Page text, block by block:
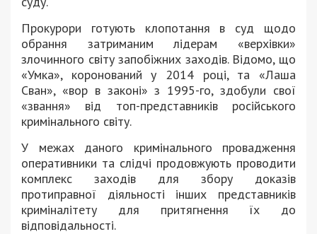
Прокурори готують клопотання в суд щодо
обрання затриманим лідерам «верхівки»
злочинного світу запобіжних заходів. Відомо, що
«Умка», коронований у 2014 році, та «Лаша
Сван», «вор в законі» з 1995-го, здобули свої
«звання» від топ-представників російського
кримінального світу.
У межах даного кримінального провадження
оперативники та слідчі продовжують проводити
комплекс заходів для збору доказів
протиправної діяльності інших представників
криміналітету для притягнення їх до
відповідальності.